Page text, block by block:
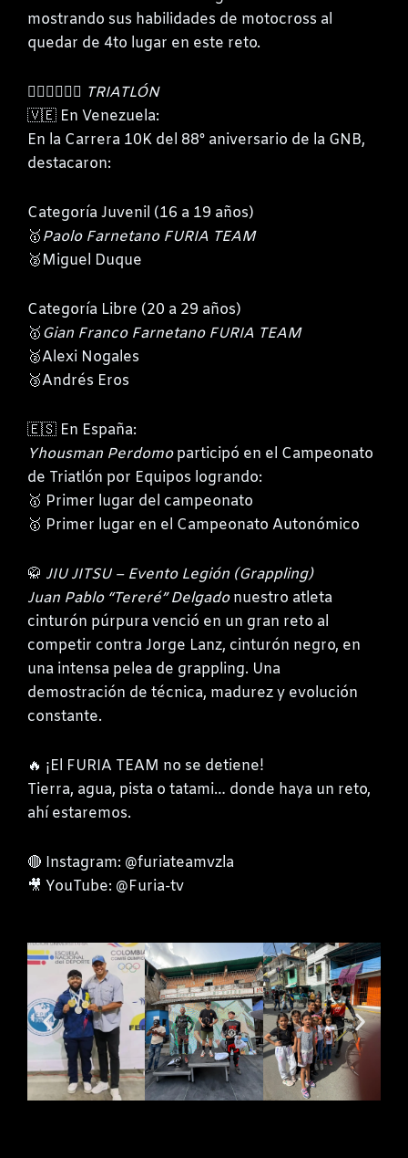
mostrando sus habilidades de motocross al
quedar de 4to lugar en este reto.
🏃‍♂️🚴‍♂️🏊‍♂️ TRIATLÓN
🇻🇪 En Venezuela:
En la Carrera 10K del 88° aniversario de la GNB,
destacaron:
Categoría Juvenil (16 a 19 años)
🥇Paolo Farnetano FURIA TEAM
🥈Miguel Duque
Categoría Libre (20 a 29 años)
🥇Gian Franco Farnetano FURIA TEAM
🥈Alexi Nogales
🥉Andrés Eros
🇪🇸 En España:
Yhousman Perdomoparticipó en el Campeonato
de Triatlón por Equipos logrando:
🥇 Primer lugar del campeonato
🥇 Primer lugar en el Campeonato Autonómico
🥋 JIU JITSU – Evento Legión (Grappling)
Juan Pablo “Tereré” Delgadonuestro atleta
cinturón púrpura venció en un gran reto al
competir contra Jorge Lanz, cinturón negro, en
una intensa pelea de grappling. Una
demostración de técnica, madurez y evolución
constante.
🔥 ¡El FURIA TEAM no se detiene!
Tierra, agua, pista o tatami… donde haya un reto,
ahí estaremos.
🔴 Instagram: @furiateamvzla
🎥 YouTube: @Furia-tv